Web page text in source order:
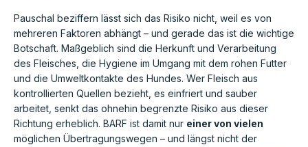
Pauschal beziffern lässt sich das Risiko nicht, weil es von
mehreren Faktoren abhängt – und gerade das ist die wichtige
Botschaft. Maßgeblich sind die Herkunft und Verarbeitung
des Fleisches, die Hygiene im Umgang mit dem rohen Futter
und die Umweltkontakte des Hundes. Wer Fleisch aus
kontrollierten Quellen bezieht, es einfriert und sauber
arbeitet, senkt das ohnehin begrenzte Risiko aus dieser
Richtung erheblich. BARF ist damit nur einer von vielen
möglichen Übertragungswegen – und längst nicht der